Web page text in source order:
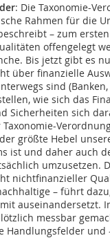
: Die Taxonomie-
Rahmen für die
– zum
offengelegt
Bis jetzt gibt es
über finanzielle
sind
wie sich das
Sicherheiten sich
größte Hebel
ist und daher auch
umzusetzen.
nichtfinanzieller
– führt
auseinandersetzt.
messbar
Handlungsfelder und